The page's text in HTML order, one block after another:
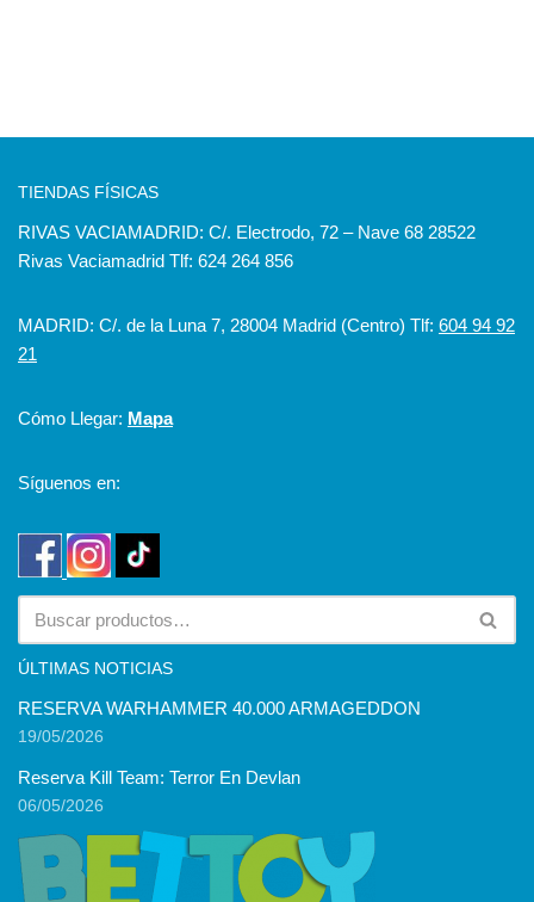
TIENDAS FÍSICAS
RIVAS VACIAMADRID: C/. Electrodo, 72 – Nave 68 28522
Rivas Vaciamadrid Tlf: 624 264 856
MADRID: C/. de la Luna 7, 28004 Madrid (Centro) Tlf: 604 94 92
21
Cómo Llegar: Mapa
Síguenos en:
ÚLTIMAS NOTICIAS
RESERVA WARHAMMER 40.000 ARMAGEDDON
19/05/2026
Reserva Kill Team: Terror En Devlan
06/05/2026